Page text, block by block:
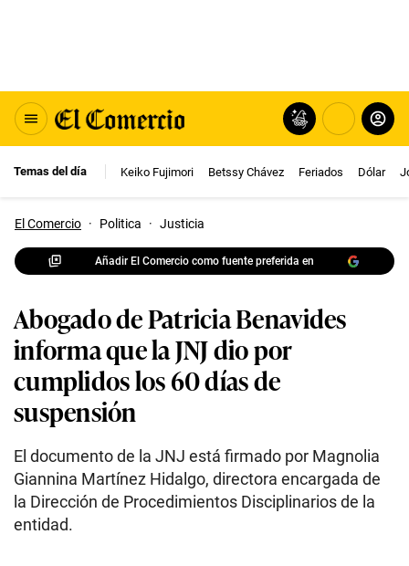
Temas del día Keiko Fujimori Betssy Chávez Feriados Dólar
El Comercio · Politica · Justicia
Añadir El Comercio como fuente preferida en
Abogado de Patricia Benavides
informa que la JNJ dio por
cumplidos los 60 días de
suspensión
El documento de la JNJ está firmado por Magnolia
Giannina Martínez Hidalgo, directora encargada de
la Dirección de Procedimientos Disciplinarios de la
entidad.